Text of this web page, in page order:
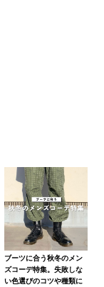
ブーツに合う秋冬のメン
ズコーデ特集。失敗しな
い色選びのコツや種類に